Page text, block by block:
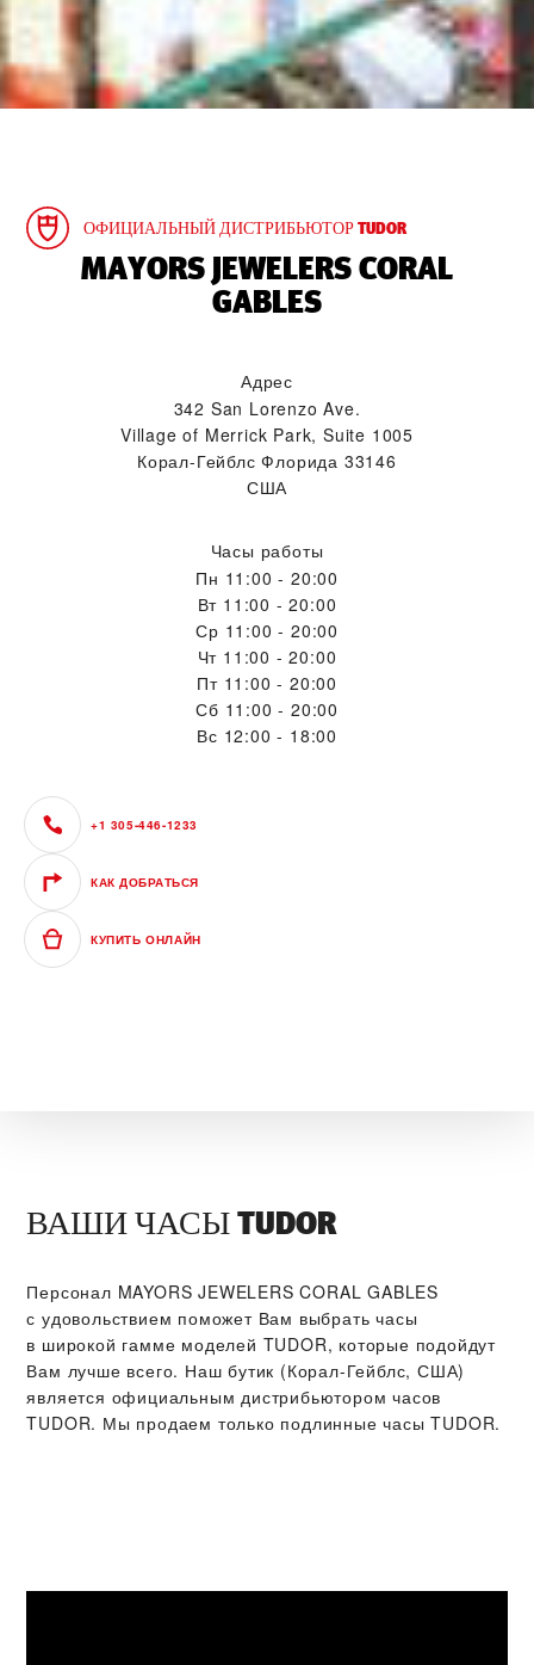
ОФИЦИАЛЬНЫЙ ДИСТРИБЬЮТОР TUDOR
‭MAYORS JEWELERS CORAL
GABLES‬
Адрес
342 San Lorenzo Ave.
Village of Merrick Park, Suite 1005
Корал-Гейблс Флорида 33146
США
Часы работы
Пн 11:00 - 20:00
Вт 11:00 - 20:00
Ср 11:00 - 20:00
Чт 11:00 - 20:00
Пт 11:00 - 20:00
Сб 11:00 - 20:00
Вс 12:00 - 18:00
+1 305-446-1233
КАК ДОБРАТЬСЯ
КУПИТЬ ОНЛАЙН
ВАШИ ЧАСЫ TUDOR
Персонал ‭MAYORS JEWELERS CORAL GABLES‬
с удовольствием поможет Вам выбрать часы
в широкой гамме моделей TUDOR, которые подойдут
Вам лучше всего. Наш бутик (Корал-Гейблс, США)
является официальным дистрибьютором часов
TUDOR. Мы продаем только подлинные часы TUDOR.